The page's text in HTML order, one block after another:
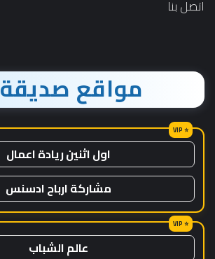
اتصل بنا
مواقع صديقة
اول اثنين ريادة اعمال
مشاركة ارباح ادسنس
عالم الشباب